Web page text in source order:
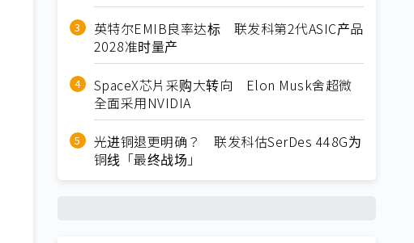
英特尔EMIB良率达标 联发科第2代ASIC产品
2028准时量产
SpaceX芯片采购大转向 Elon Musk舍超微
全面采用NVIDIA
光进铜退更明确？ 联发科估SerDes 448G为
铜线「最终战场」